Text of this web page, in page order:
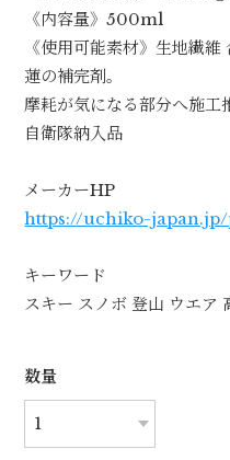
《内容量》500ml
《使用可能素材》生地繊維
蓮の補完剤。
摩耗が気になる部分へ施工
自衛隊納入品
メーカーHP
https://uchiko-
キーワード
スキー スノボ 登山 ウエア
数量